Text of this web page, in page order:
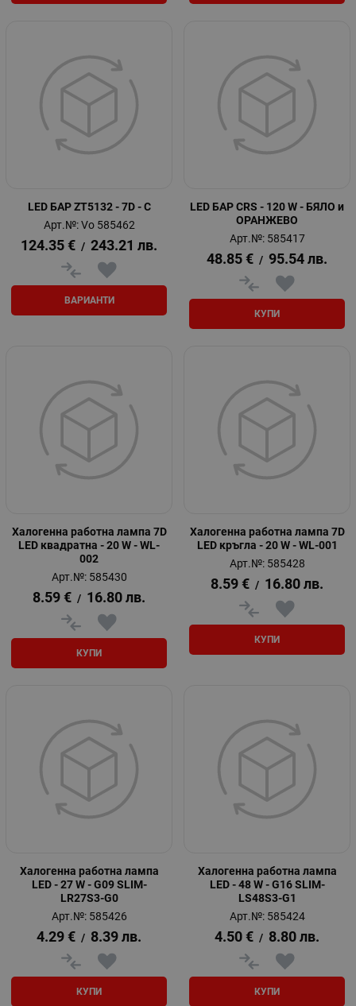
LED БАР ZT5132 - 7D - C
Арт.№: Vo 585462
124.35 € / 243.21 лв.
ВАРИАНТИ
LED БАР CRS - 120 W - БЯЛO и
ОРАНЖЕВО
Арт.№: 585417
48.85 € / 95.54 лв.
КУПИ
Халогенна работна лампа 7D
LED квадратна - 20 W - WL-
002
Арт.№: 585430
8.59 € / 16.80 лв.
КУПИ
Халогенна работна лампа 7D
LED кръгла - 20 W - WL-001
Арт.№: 585428
8.59 € / 16.80 лв.
КУПИ
Халогенна работна лампа
LED - 27 W - G09 SLIM-
LR27S3-G0
Арт.№: 585426
4.29 € / 8.39 лв.
КУПИ
Халогенна работна лампа
LED - 48 W - G16 SLIM-
LS48S3-G1
Арт.№: 585424
4.50 € / 8.80 лв.
КУПИ